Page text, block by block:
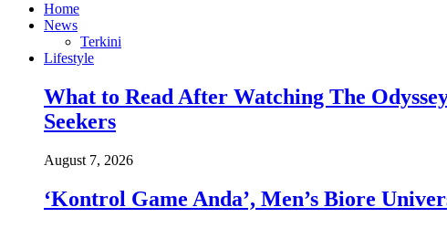
Home
News
Terkini
Lifestyle
What to Read After Watching The
Seekers
August 7, 2026
‘Kontrol Game Anda’, Men’s Biore